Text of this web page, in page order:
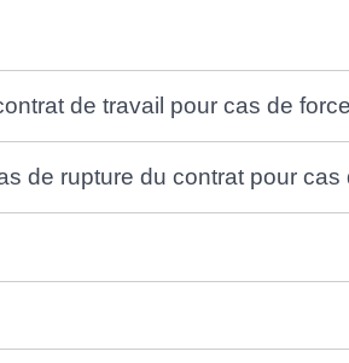
de travail pour cas de
de rupture du contrat pour